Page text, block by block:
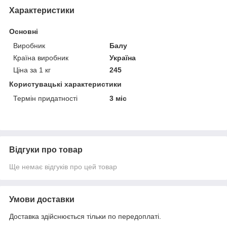
Характеристики
Основні
Виробник
Балу
Країна виробник
Україна
Ціна за 1 кг
245
Користувацькі характеристики
Термін придатності
3 міс
Відгуки про товар
Ще немає відгуків про цей товар
Умови доставки
Доставка здійснюється тільки по передоплаті.